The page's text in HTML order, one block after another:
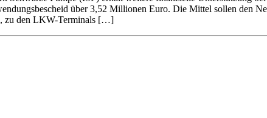
über 3,52 Millionen Euro. Die Mittel sollen den
zu den LKW-Terminals […]